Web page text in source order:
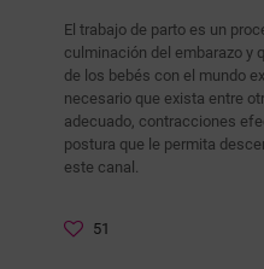
El trabajo de parto es un
culminación del embarazo y
de los bebés con el mundo
necesario que exista entre
adecuado, contracciones
postura que le permita
este canal.
51